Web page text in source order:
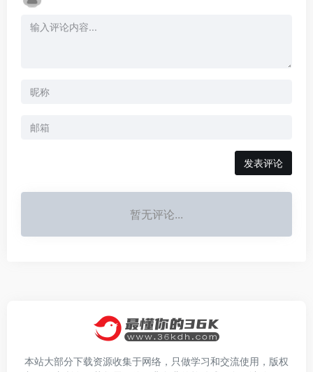
发表评论
暂无评论...
本站大部分下载资源收集于网络，只做学习和交流使用，版权